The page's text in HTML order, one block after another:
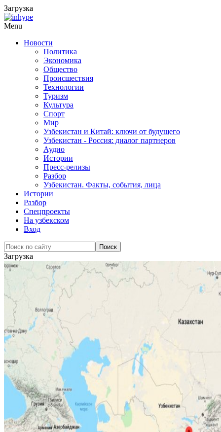
Загрузка
Menu
Новости
Политика
Экономика
Общество
Происшествия
Технологии
Туризм
Культура
Спорт
Мир
Узбекистан и Китай: ключи от будущего
Узбекистан - Россия: диалог партнеров
Аудио
Истории
Пресс-релизы
Разбор
Узбекистан. Факты, события, лица
Истории
Разбор
Спецпроекты
На узбекском
Вход
Загрузка